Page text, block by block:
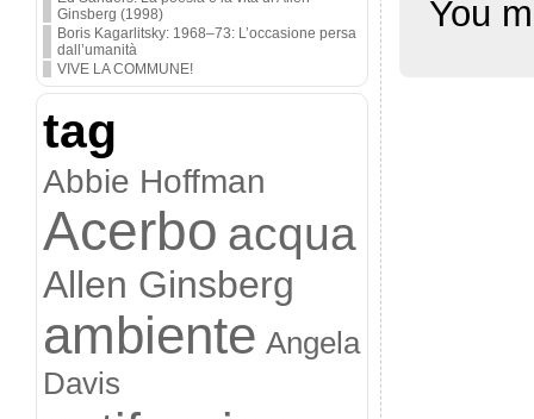
Ginsberg (1998)
Boris Kagarlitsky: 1968–73: L’occasione persa
dall’umanità
VIVE LA COMMUNE!
tag
Abbie Hoffman
Acerbo acqua
Allen Ginsberg
ambiente Angela
Davis
You